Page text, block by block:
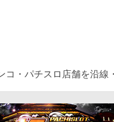
コ・パチスロ店舗を沿線